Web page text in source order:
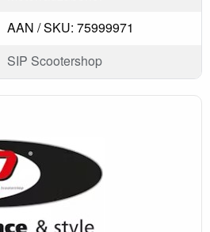
AAN / SKU: 75999971
SIP Scootershop